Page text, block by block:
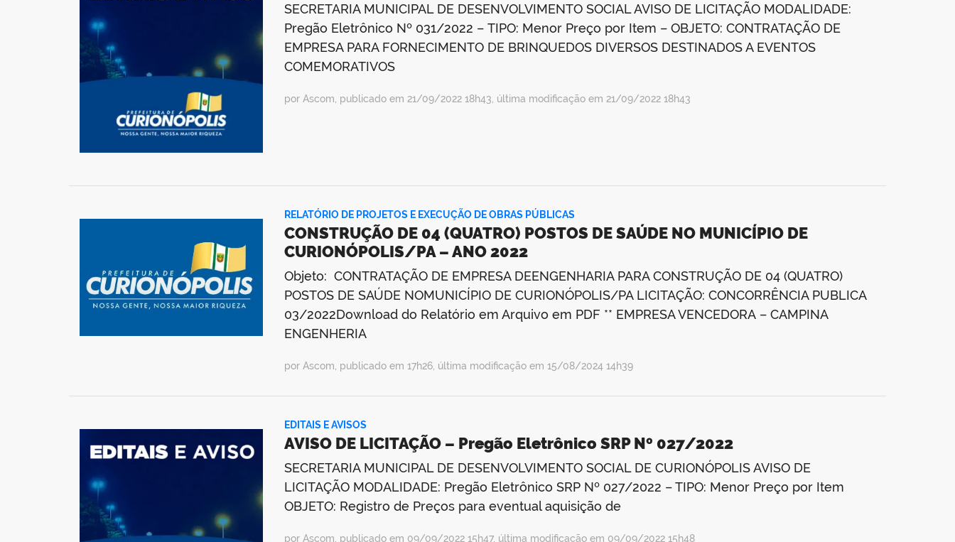
SECRETARIA MUNICIPAL DE DESENVOLVIMENTO SOCIAL AVISO DE LICITAÇÃO MODALIDADE:
Pregão Eletrônico Nº 031/2022 – TIPO: Menor Preço por Item – OBJETO: CONTRATAÇÃO DE
EMPRESA PARA FORNECIMENTO DE BRINQUEDOS DIVERSOS DESTINADOS A EVENTOS
COMEMORATIVOS
por Ascom, publicado em 21/09/2022 18h43, última modificação em 21/09/2022 18h43
RELATÓRIO DE PROJETOS E EXECUÇÃO DE OBRAS PÚBLICAS
CONSTRUÇÃO DE 04 (QUATRO) POSTOS DE SAÚDE NO MUNICÍPIO DE
CURIONÓPOLIS/PA – ANO 2022
Objeto: CONTRATAÇÃO DE EMPRESA DEENGENHARIA PARA CONSTRUÇÃO DE 04 (QUATRO)
POSTOS DE SAÚDE NOMUNICÍPIO DE CURIONÓPOLIS/PA LICITAÇÃO: CONCORRÊNCIA PUBLICA
03/2022Download do Relatório em Arquivo em PDF ** EMPRESA VENCEDORA – CAMPINA
ENGENHERIA
por Ascom, publicado em 17h26, última modificação em 15/08/2024 14h39
EDITAIS E AVISOS
AVISO DE LICITAÇÃO – Pregão Eletrônico SRP Nº 027/2022
SECRETARIA MUNICIPAL DE DESENVOLVIMENTO SOCIAL DE CURIONÓPOLIS AVISO DE
LICITAÇÃO MODALIDADE: Pregão Eletrônico SRP Nº 027/2022 – TIPO: Menor Preço por Item
OBJETO: Registro de Preços para eventual aquisição de
por Ascom, publicado em 09/09/2022 15h47, última modificação em 09/09/2022 15h48